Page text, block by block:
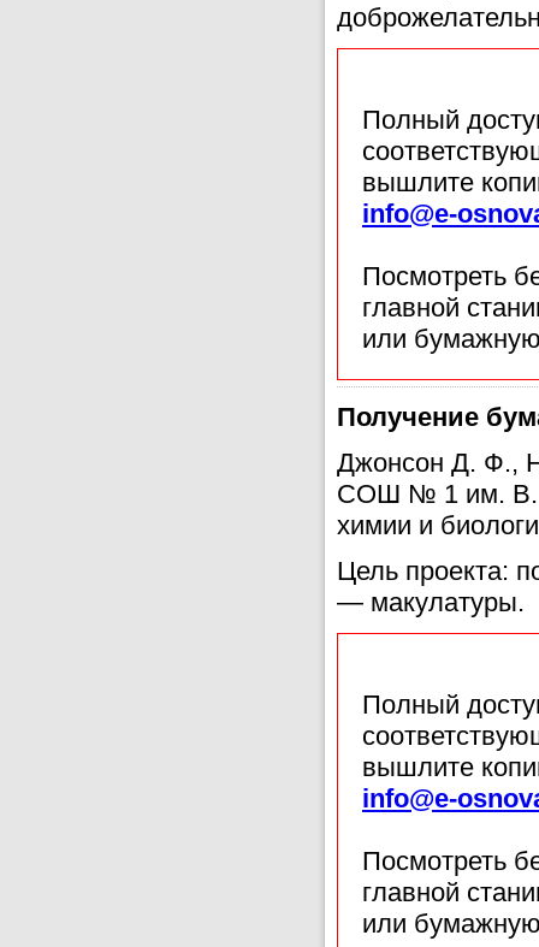
Полный
вышлите
info@e-
Посмотреть
главной
или
Получение
Джонсон Д. Ф.,
СОШ № 1 им. В.
химии и
Цель проекта:
— макулатуры.
Полный
вышлите
info@e-
Посмотреть
главной
или